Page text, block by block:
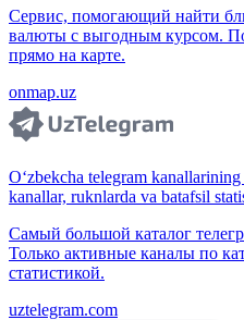
Сервис, помогающий найти
валюты с выгодным курсом.
прямо на карте.
onmap.uz
O‘zbekcha telegram
kanallar, ruknlarda va batafsil
Самый большой каталог
Только активные каналы по
статистикой.
uztelegram.com